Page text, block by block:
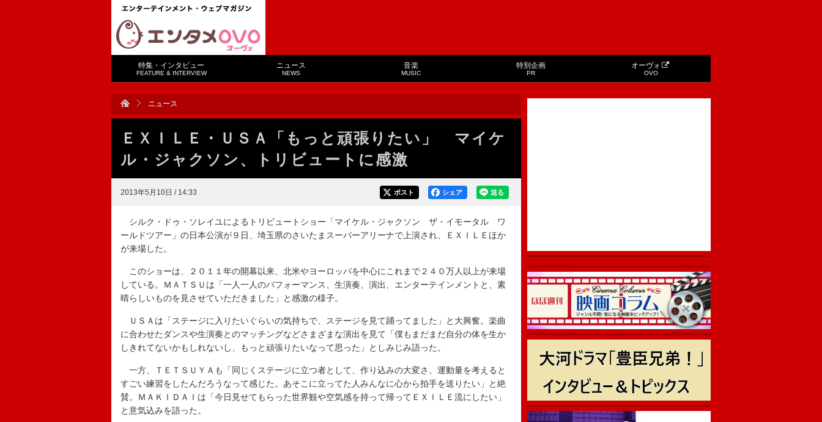
特集・インタビュー
FEATURE & INTERVIEW
ニュース
NEWS
音楽
MUSIC
特別企画
PR
オーヴォ
OVO
ニュース
ＥＸＩＬＥ・ＵＳＡ「もっと頑張りたい」 マイケ
ル・ジャクソン、トリビュートに感激
2013年5月10日 / 14:33 送る
シェア
ポスト
シルク・ドゥ・ソレイユによるトリビュートショー「マイケル・ジャクソン ザ・イモータル ワ
ールドツアー」の日本公演が９日、埼玉県のさいたまスーパーアリーナで上演され、ＥＸＩＬＥほか
が来場した。
このショーは、２０１１年の開幕以来、北米やヨーロッパを中心にこれまで２４０万人以上が来場
している。ＭＡＴＳＵは「一人一人のパフォーマンス、生演奏、演出、エンターテインメントと、素
晴らしいものを見させていただきました」と感激の様子。
ＵＳＡは「ステージに入りたいぐらいの気持ちで、ステージを見て踊ってました」と大興奮。楽曲
に合わせたダンスや生演奏とのマッチングなどさまざまな演出を見て「僕もまだまだ自分の体を生か
しきれてないかもしれないし、もっと頑張りたいなって思った」としみじみ語った。
一方、ＴＥＴＳＵＹＡも「同じくステージに立つ者として、作り込みの大変さ、運動量を考えると
すごい練習をしたんだろうなって感じた。あそこに立ってた人みんなに心から拍手を送りたい」と絶
賛。ＭＡＫＩＤＡＩは「今日見せてもらった世界観や空気感を持って帰ってＥＸＩＬＥ流にしたい」
と意気込みを語った。